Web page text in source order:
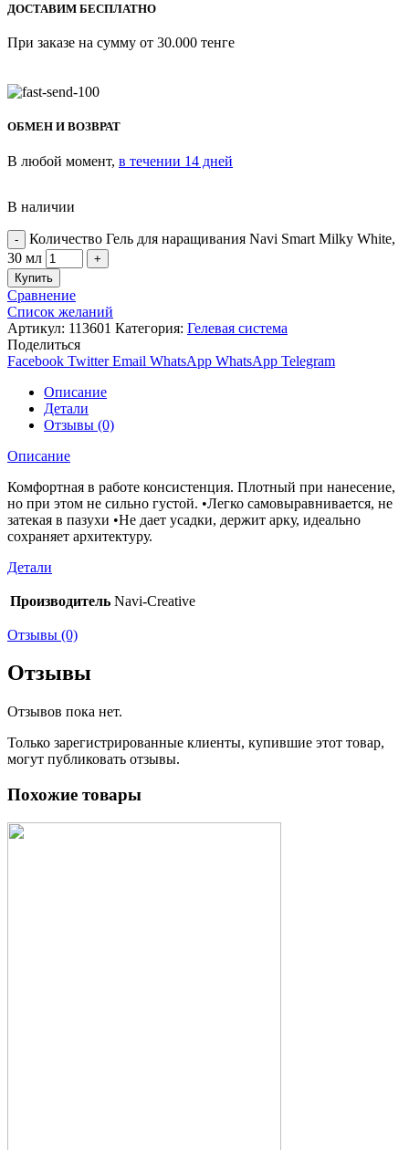
ДОСТАВИМ БЕСПЛАТНО
При заказе на сумму от 30.000 тенге
ОБМЕН И ВОЗВРАТ
В любой момент, в течении 14 дней
В наличии
Количество Гель для наращивания Navi Smart Milky White,
30 мл
Купить
Сравнение
Список желаний
Артикул: 113601 Категория: Гелевая система
Поделиться
Facebook Twitter Email WhatsApp WhatsApp Telegram
Описание
Детали
Отзывы (0)
Описание
Комфортная в работе консистенция. Плотный при нанесение,
но при этом не сильно густой. •Легко самовыравнивается, не
затекая в пазухи •Не дает усадки, держит арку, идеально
сохраняет архитектуру.
Детали
Производитель Navi-Creative
Отзывы (0)
Отзывы
Отзывов пока нет.
Только зарегистрированные клиенты, купившие этот товар,
могут публиковать отзывы.
Похожие товары